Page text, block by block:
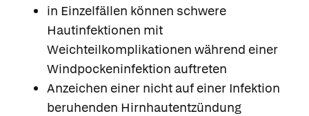
in Einzelfällen können schwere
Hautinfektionen mit
Weichteilkomplikationen während einer
Windpockeninfektion auftreten
Anzeichen einer nicht auf einer Infektion
beruhenden Hirnhautentzündung